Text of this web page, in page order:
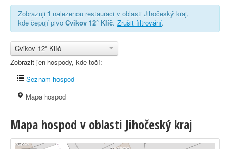
Zobrazuji 1 nalezenou restauraci v oblasti Jihočeský kraj,
kde čepují pivo Cvikov 12° Klíč. Zrušit filtrování.
Cvikov 12° Klíč
Zobrazit jen hospody, kde točí:
Seznam hospod
Mapa hospod
Mapa hospod v oblasti Jihočeský kraj